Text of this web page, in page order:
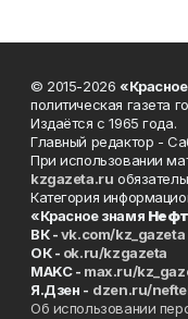
© 2015-2026
политическая газета
Издаётся с 1965 года.
Главный редактор -
При использовании
kzgazeta.ru
Категория
«Красное знамя
ВК -vk.com/kz_gazeta
ОК - ok.ru/kzgazeta
MAKC - max.ru/
Я.Дзен - dzen.ru/
Об использовании